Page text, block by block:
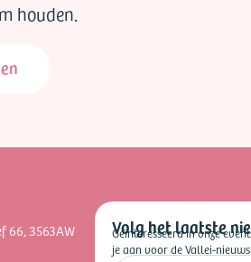
houden.
66, 3563AW
Volg het laatste
Geïnteresseerd in onze
je aan voor de Vallei-